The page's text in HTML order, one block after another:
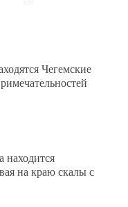
Чегемские
находится
на краю скалы с